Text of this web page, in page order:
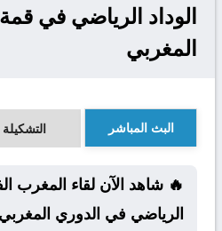
الوداد الرياضي في
المغربي
البث المباشر التشكيلة
🔥 شاهد الآن لقاء المغرب
الرياضي في الدوري